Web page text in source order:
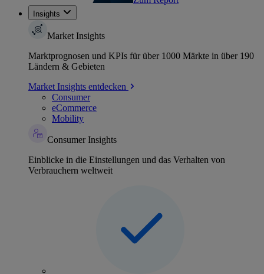
Insights
Market Insights
Marktprognosen und KPIs für über 1000 Märkte in über 190
Ländern & Gebieten
Market Insights entdecken
Consumer
eCommerce
Mobility
Consumer Insights
Einblicke in die Einstellungen und das Verhalten von
Verbrauchern weltweit